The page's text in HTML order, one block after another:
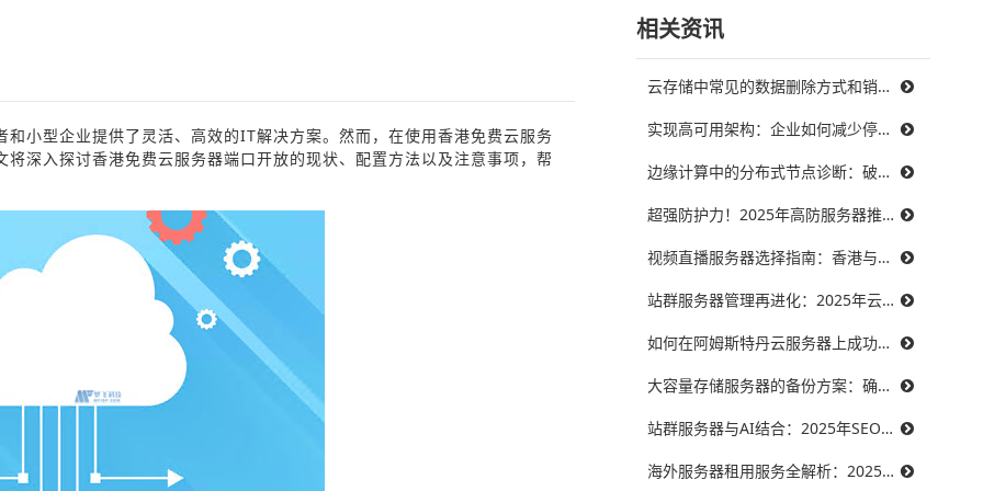
小型企业提供了灵活、高效的IT解决方案。然而，在使用香港免费云服务
深入探讨香港免费云服务器端口开放的现状、配置方法以及注意事项，帮
相关资讯
云存储中常见的数据删除方式和销毁策略
实现高可用架构：企业如何减少停机时间，提升业务连续性
边缘计算中的分布式节点诊断：破解三大难题，提升系统可靠性
超强防护力！2025年高防服务器推荐，保障你的在线服务不受威胁
视频直播服务器选择指南：香港与美国带宽对比，哪个更能满足需求？
站群服务器管理再进化：2025年云技术提升效率的最佳实践
如何在阿姆斯特丹云服务器上成功搭建智能制造系统？
大容量存储服务器的备份方案：确保数据安全无忧
站群服务器与AI结合：2025年SEO优化的未来趋势
海外服务器租用服务全解析：2025年十大优秀提供商推荐